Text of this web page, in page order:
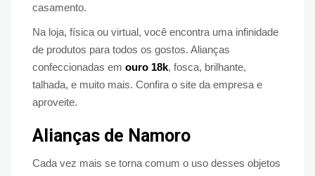
casamento.
Na loja, física ou virtual, você encontra uma infinidade
de produtos para todos os gostos. Alianças
confeccionadas em ouro 18k, fosca, brilhante,
talhada, e muito mais. Confira o site da empresa e
aproveite.
Alianças de Namoro
Cada vez mais se torna comum o uso desses objetos